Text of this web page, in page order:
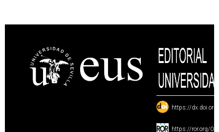
: https://
: https://ror.org/